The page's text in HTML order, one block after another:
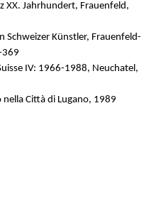
XX. Jahrhundert, Frauenfeld,
Schweizer Künstler, Frauenfeld-
369
IV: 1966-1988, Neuchatel,
Città di Lugano, 1989